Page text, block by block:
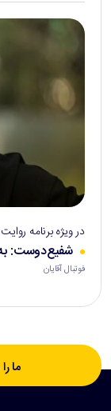
در ویژه برنامه
شفیع‌دوست: به
فوتبال آقایان
ما